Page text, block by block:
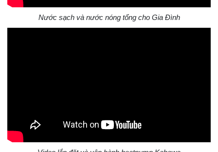
Nước sạch và nước nóng tổng cho Gia Đình